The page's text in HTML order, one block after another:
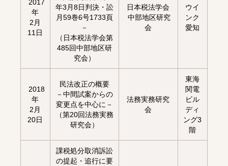
2017
年
2月
11日
年3月8日判決・訟
月59巻6号1733頁
－
（日本税法学会第
485回中部地区研
究会）
日本税法学会
中部地区研究
会
ウイ
ンク
愛知
2018
年
2月
20日
民法改正の概要
－中間試案からの
変更点を中心に－
（第20回法務実務
研究会）
法務実務研究
会
東海
関電
ビル
ディ
ング3
階
課税処分取消訴訟
の提起・追行に要